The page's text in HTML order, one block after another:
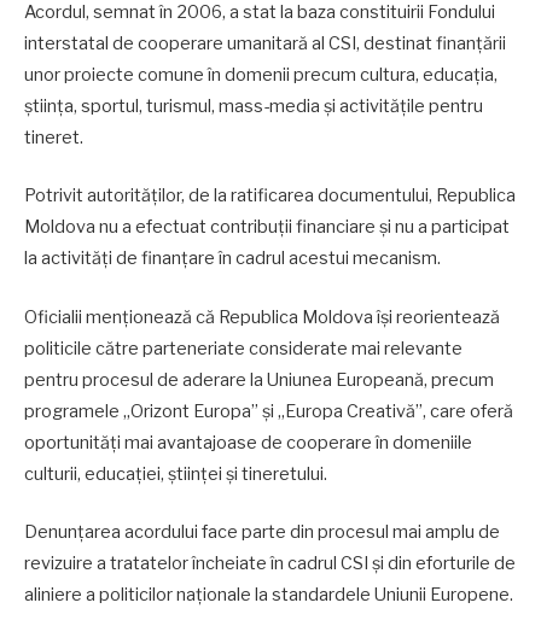
Acordul, semnat în 2006, a stat la baza constituirii Fondului
interstatal de cooperare umanitară al CSI, destinat finanțării
unor proiecte comune în domenii precum cultura, educația,
știința, sportul, turismul, mass-media și activitățile pentru
tineret.
Potrivit autorităților, de la ratificarea documentului, Republica
Moldova nu a efectuat contribuții financiare și nu a participat
la activități de finanțare în cadrul acestui mecanism.
Oficialii menționează că Republica Moldova își reorientează
politicile către parteneriate considerate mai relevante
pentru procesul de aderare la Uniunea Europeană, precum
programele „Orizont Europa” și „Europa Creativă”, care oferă
oportunități mai avantajoase de cooperare în domeniile
culturii, educației, științei și tineretului.
Denunțarea acordului face parte din procesul mai amplu de
revizuire a tratatelor încheiate în cadrul CSI și din eforturile de
aliniere a politicilor naționale la standardele Uniunii Europene.